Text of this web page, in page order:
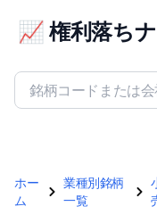
📈 権利落ち
ホー
ム
業種別銘柄
一覧